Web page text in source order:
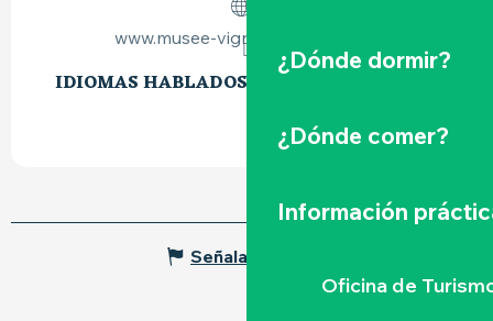
¿Dónde dormir?
¿Dónde comer?
Información
Oficina de
www.musee-vignoble-nantais.eu
IDIOMAS HABLADOS
IDIOMAS HABLADOS
Señalar un error